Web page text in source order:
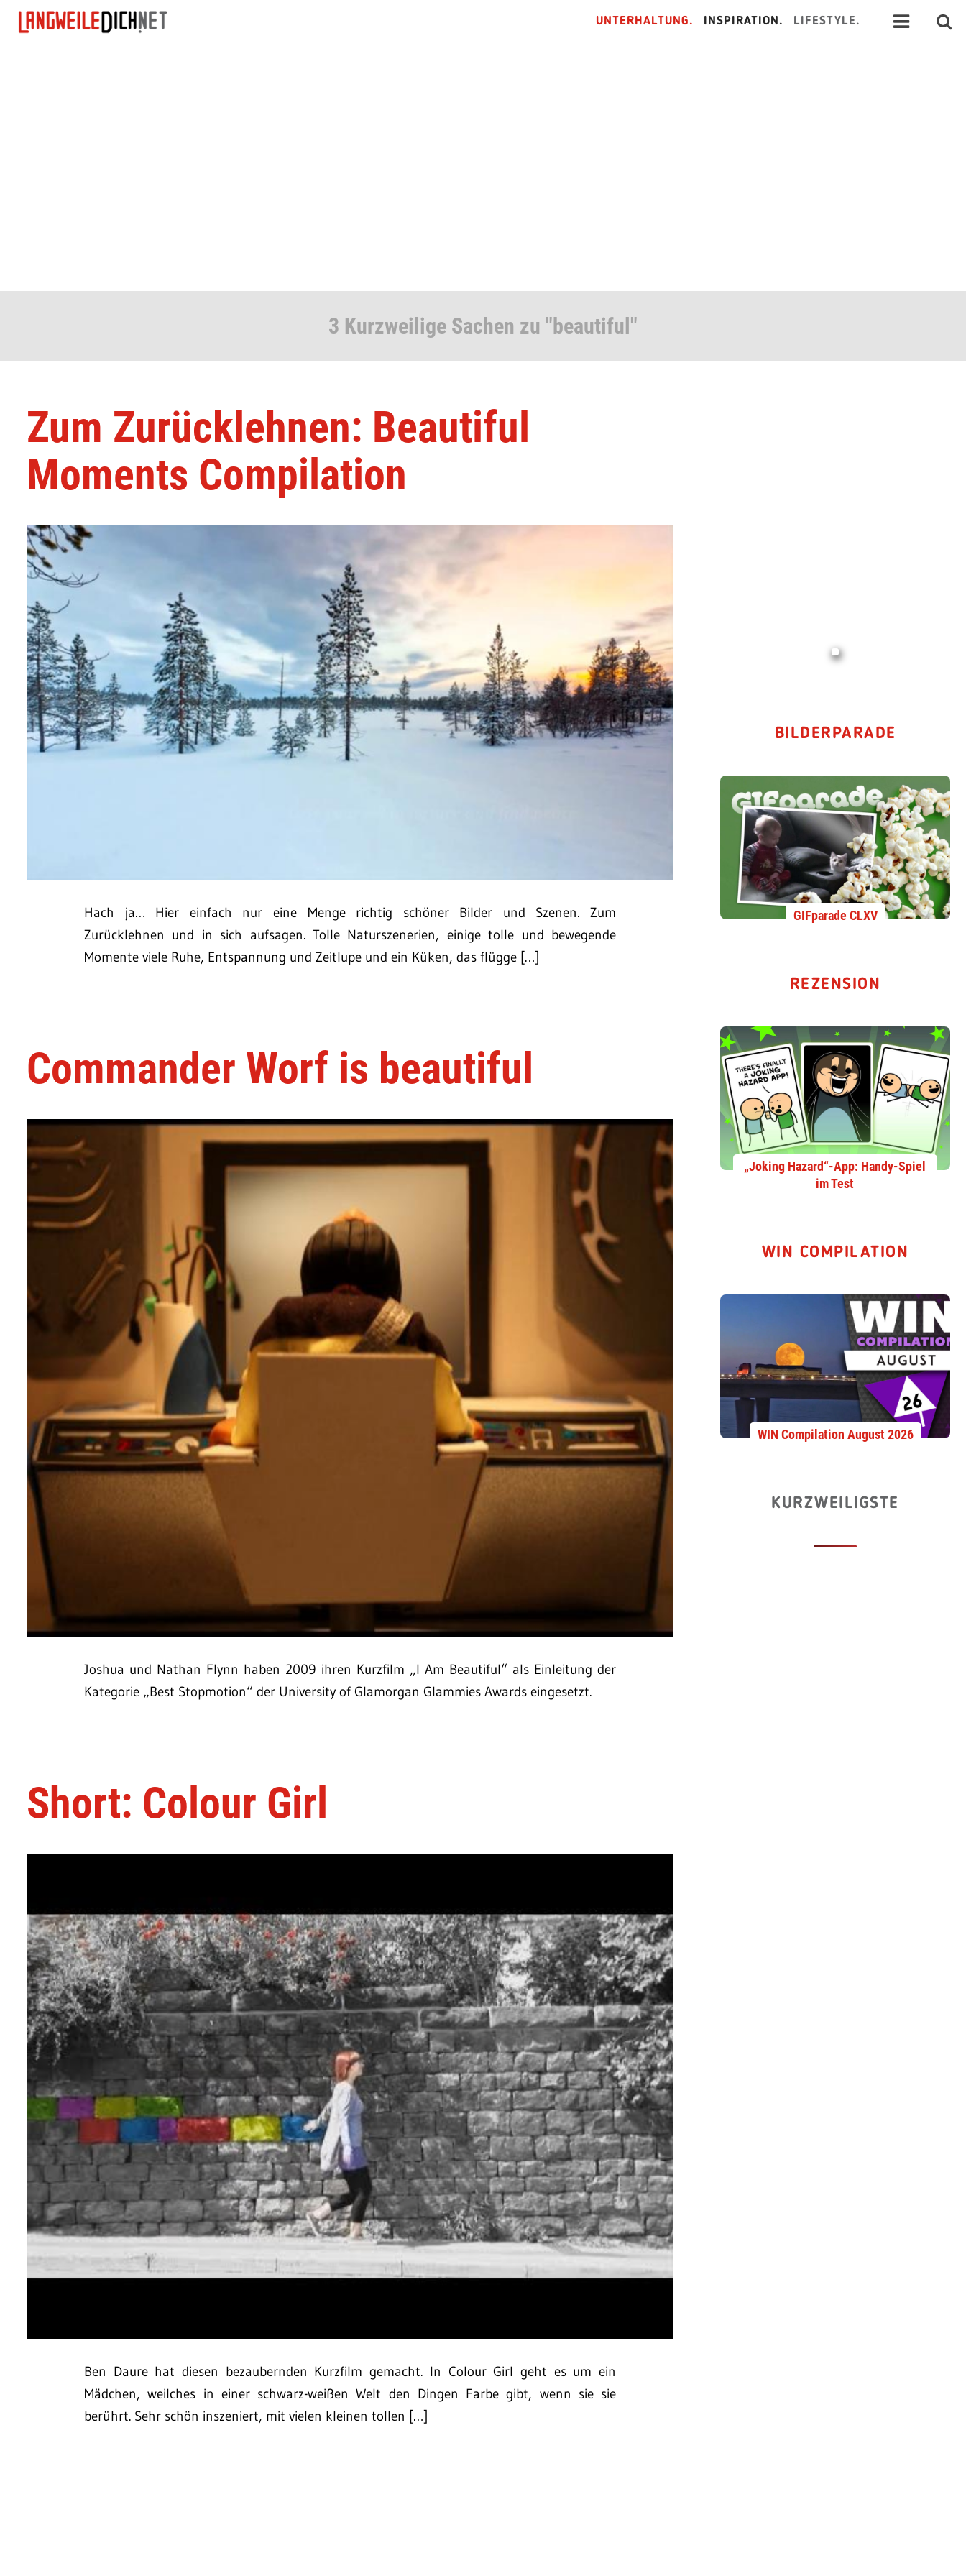
UNTERHALTUNG. INSPIRATION. LIFESTYLE.
3 Kurzweilige Sachen zu "beautiful"
Zum Zurücklehnen: Beautiful
Moments Compilation
Hach ja… Hier einfach nur eine Menge richtig schöner Bilder und Szenen. Zum
Zurücklehnen und in sich aufsagen. Tolle Naturszenerien, einige tolle und bewegende
Momente viele Ruhe, Entspannung und Zeitlupe und ein Küken, das flügge […]
Commander Worf is beautiful
Joshua und Nathan Flynn haben 2009 ihren Kurzfilm „I Am Beautiful“ als Einleitung der
Kategorie „Best Stopmotion“ der University of Glamorgan Glammies Awards eingesetzt.
Short: Colour Girl
Ben Daure hat diesen bezaubernden Kurzfilm gemacht. In Colour Girl geht es um ein
Mädchen, weilches in einer schwarz-weißen Welt den Dingen Farbe gibt, wenn sie sie
berührt. Sehr schön inszeniert, mit vielen kleinen tollen […]
BILDERPARADE
GIFparade CLXV
REZENSION
„Joking Hazard“-App: Handy-Spiel
im Test
WIN COMPILATION
WIN Compilation August 2026
KURZWEILIGSTE